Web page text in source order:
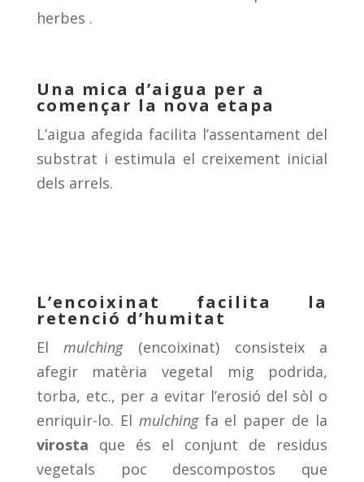
herbes .
Una mica d’aigua per a
començar la nova etapa
L’aigua afegida facilita l’assentament del
substrat i estimula el creixement inicial
dels arrels.
L’encoixinat facilita la
retenció d’humitat
Elmulching(encoixinat) consisteix a
afegir matèria vegetal mig podrida,
torba, etc., per a evitar l’erosió del sòl o
enriquir-lo. El mulchingfa el paper de la
virosta que és el conjunt de residus
vegetals poc descompostos que